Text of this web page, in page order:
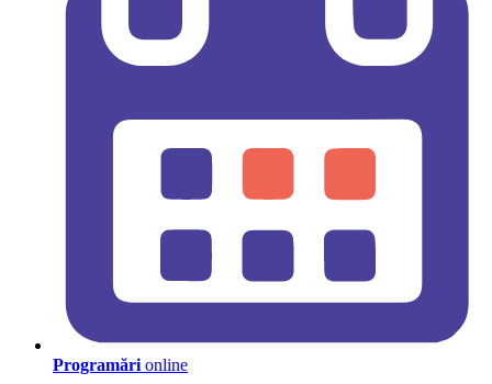
Programări online